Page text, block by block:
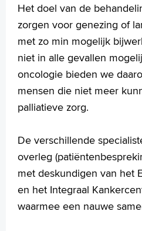
Français
Polski
Türkçe
Arabisch
Het doel van de
zorgen voor genezing of
met zo min mogelijk
niet in alle gevallen
oncologie bieden we
mensen die niet meer
palliatieve zorg.
De verschillende
overleg
met deskundigen van het
en het Integraal
waarmee een nauwe